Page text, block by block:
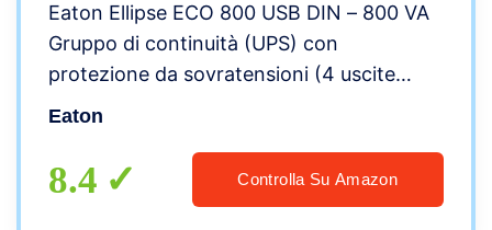
Eaton Ellipse ECO 800 USB DIN – 800 VA
Gruppo di continuità (UPS) con
protezione da sovratensioni (4 uscite
Schuko)
Eaton
8.4 Controlla Su Amazon